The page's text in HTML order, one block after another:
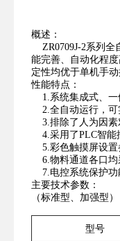
概述：
ZR0709J-2系列全
能完善、自动化程
定性均优于单机手动
性能特点：
1.系统集成式、一
2.全自动运行，可
3.排除了人为因素
4.采用了PLC智能
5.彩色触摸屏设置
6.物料通道各口均
7.电控系统保护功
主要技术参数：
（标准型、加强型）
型号